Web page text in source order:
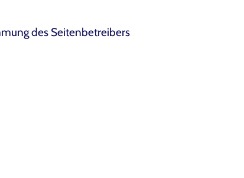
des Seitenbetreibers